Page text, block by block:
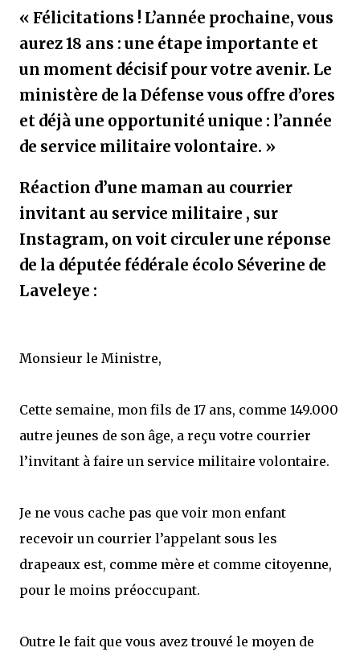
« Félicitations ! L’année prochaine, vous
aurez 18 ans : une étape importante et
un moment décisif pour votre avenir. Le
ministère de la Défense vous offre d’ores
et déjà une opportunité unique : l’année
de service militaire volontaire. »
Réaction d’une maman au courrier
invitant au service militaire , sur
Instagram, on voit circuler une réponse
de la députée fédérale écolo Séverine de
Laveleye :
Monsieur le Ministre,
Cette semaine, mon fils de 17 ans, comme 149.000
autre jeunes de son âge, a reçu votre courrier
l’invitant à faire un service militaire volontaire.
Je ne vous cache pas que voir mon enfant
recevoir un courrier l’appelant sous les
drapeaux est, comme mère et comme citoyenne,
pour le moins préoccupant.
Outre le fait que vous avez trouvé le moyen de